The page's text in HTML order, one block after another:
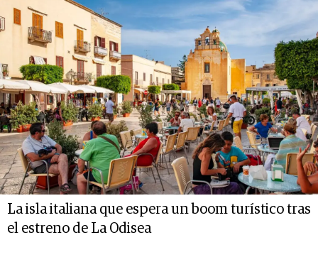
La isla italiana que espera un boom turístico tras
el estreno de La Odisea